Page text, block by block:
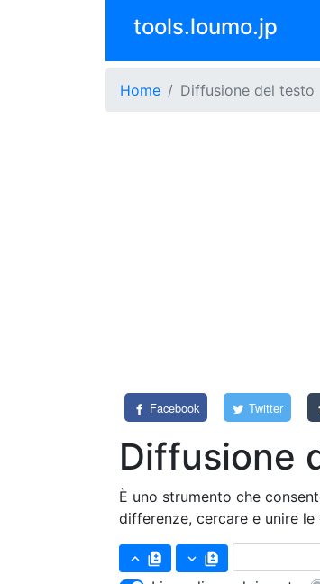
tools.loumo.jp
Home Diffusione del testo
Facebook Twitter
Diffusione
È uno strumento che
differenze, cercare e unire
keyboard_arrow_up difference keyboard_arrow_down difference